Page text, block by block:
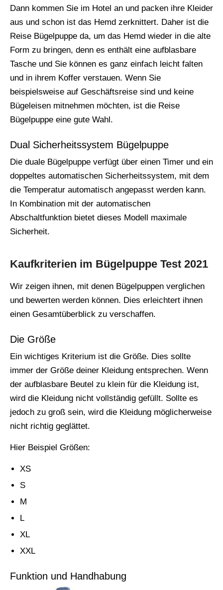
Dann kommen Sie im Hotel an und packen ihre Kleider
aus und schon ist das Hemd zerknittert. Daher ist die
Reise Bügelpuppe da, um das Hemd wieder in die alte
Form zu bringen, denn es enthält eine aufblasbare
Tasche und Sie können es ganz einfach leicht falten
und in ihrem Koffer verstauen. Wenn Sie
beispielsweise auf Geschäftsreise sind und keine
Bügeleisen mitnehmen möchten, ist die Reise
Bügelpuppe eine gute Wahl.
Dual Sicherheitssystem Bügelpuppe
Die duale Bügelpuppe verfügt über einen Timer und ein
doppeltes automatischen Sicherheitssystem, mit dem
die Temperatur automatisch angepasst werden kann.
In Kombination mit der automatischen
Abschaltfunktion bietet dieses Modell maximale
Sicherheit.
Kaufkriterien im Bügelpuppe Test 2021
Wir zeigen ihnen, mit denen Bügelpuppen verglichen
und bewerten werden können. Dies erleichtert ihnen
einen Gesamtüberblick zu verschaffen.
Die Größe
Ein wichtiges Kriterium ist die Größe. Dies sollte
immer der Größe deiner Kleidung entsprechen. Wenn
der aufblasbare Beutel zu klein für die Kleidung ist,
wird die Kleidung nicht vollständig gefüllt. Sollte es
jedoch zu groß sein, wird die Kleidung möglicherweise
nicht richtig geglättet.
Hier Beispiel Größen:
XS
S
M
L
XL
XXL
Funktion und Handhabung